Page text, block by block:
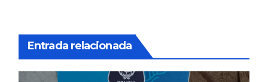
Entrada relacionada